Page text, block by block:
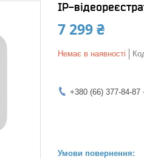
IP-
7 299 ₴
Немає в наявності
+380 (66) 377-84-87